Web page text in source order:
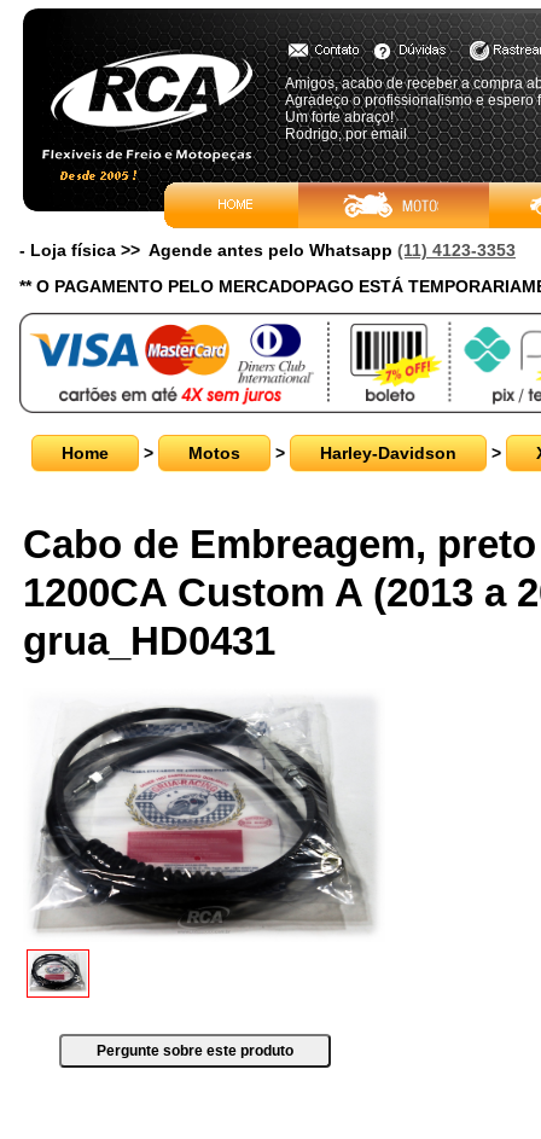
Amigos, acabo de receber a compra
Agradeço o profissionalismo e espero
Um forte abraço!
Rodrigo, por email
- Loja física >> Agende antes pelo Whatsapp (11) 4123-3353
** O PAGAMENTO PELO MERCADOPAGO ESTÁ
Home > Motos > Harley-Davidson >
Cabo de Embreagem,
1200CA Custom A (2013 a
grua_HD0431